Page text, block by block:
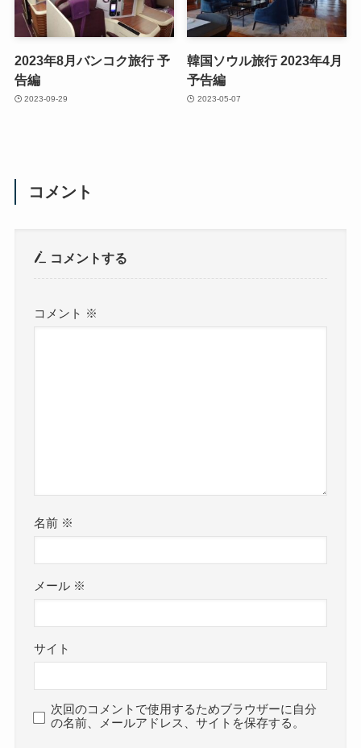
2023年8月バンコク旅行 予
告編
2023-09-29
韓国ソウル旅行 2023年4月
予告編
2023-05-07
コメント
コメントする
コメント ※
名前 ※
メール ※
サイト
次回のコメントで使用するためブラウザーに自分
の名前、メールアドレス、サイトを保存する。